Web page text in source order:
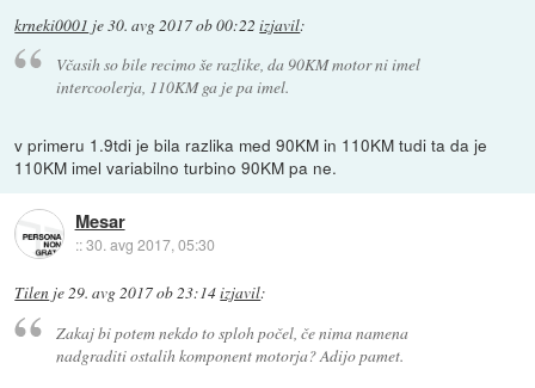
krneki0001 je30. avg 2017 ob 00:22 izjavil:
Včasih so bile recimo še razlike, da 90KM motor ni imel
intercoolerja, 110KM ga je pa imel.
v primeru 1.9tdi je bila razlika med 90KM in 110KM tudi ta da je
110KM imel variabilno turbino 90KM pa ne.
Mesar
::30. avg 2017, 05:30
Tilen je29. avg 2017 ob 23:14izjavil:
Zakaj bi potem nekdo to sploh počel, če nima namena
nadgraditi ostalih komponent motorja? Adijo pamet.